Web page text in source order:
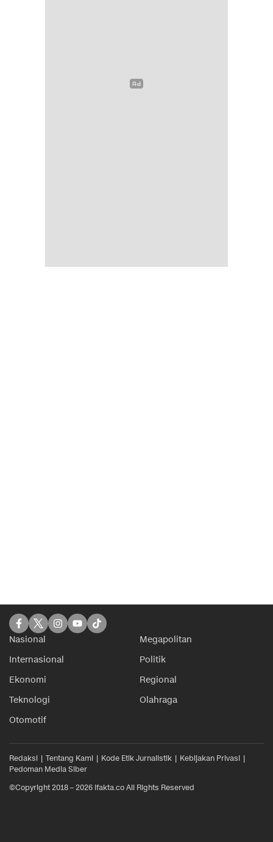
Nasional
Megapolitan
Internasional
Politik
Ekonomi
Regional
Teknologi
Olahraga
Otomotif
Redaksi Tentang Kami Kode Etik Jurnalistik
Kebijakan Privasi
Pedoman Media Siber
©Copyright 2018 – 2026 ifakta.co All Rights Reserved